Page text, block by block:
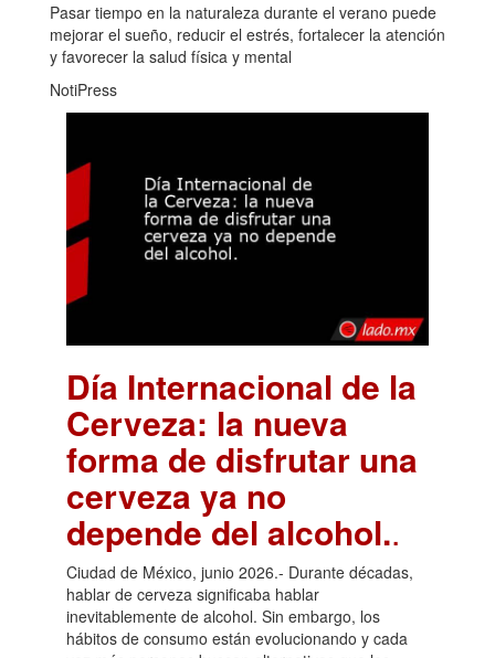
Pasar tiempo en la naturaleza durante el verano puede
mejorar el sueño, reducir el estrés, fortalecer la atención
y favorecer la salud física y mental
NotiPress
Día Internacional de la
Cerveza: la nueva
forma de disfrutar una
cerveza ya no
depende del alcohol..
Ciudad de México, junio 2026.- Durante décadas,
hablar de cerveza significaba hablar
inevitablemente de alcohol. Sin embargo, los
hábitos de consumo están evolucionando y cada